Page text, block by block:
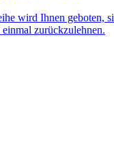
wird Ihnen geboten,
zurückzulehnen.